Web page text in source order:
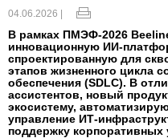
04.06.2026 |
В рамках ПМЭФ-2026
инновационную ИИ-
спроектированную для
этапов жизненного цикла
обеспечения (SDLC). В
ассистентов, новый
экосистему,
управление ИТ-
поддержку корпоративных